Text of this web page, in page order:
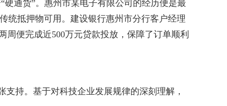
通货”。惠州市某电子有限公司的经历便是最
统抵押物可用。建设银行惠州市分行客户经理
便完成近500万元贷款投放，保障了订单顺利
持。基于对科技企业发展规律的深刻理解，